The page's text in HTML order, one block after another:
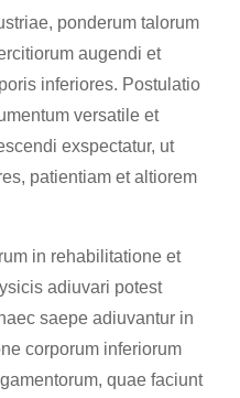
ponderum talorum
augendi et
inferiores. Postulatio
versatile et
exspectatur, ut
patientiam et altiorem
in rehabilitatione et
adiuvari potest
saepe adiuvantur in
corporum inferiorum
quae faciunt